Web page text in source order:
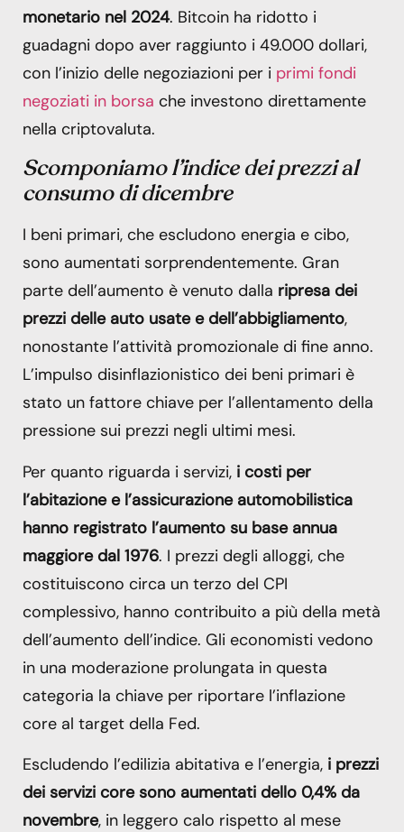
monetario nel 2024. Bitcoin ha ridotto i
guadagni dopo aver raggiunto i 49.000 dollari,
con l’inizio delle negoziazioni per i primi fondi
negoziati in borsa che investono direttamente
nella criptovaluta.
Scomponiamo l’indice dei prezzi al
consumo di dicembre
I beni primari, che escludono energia e cibo,
sono aumentati sorprendentemente. Gran
parte dell’aumento è venuto dalla ripresa dei
prezzi delle auto usate e dell’abbigliamento,
nonostante l’attività promozionale di fine anno.
L’impulso disinflazionistico dei beni primari è
stato un fattore chiave per l’allentamento della
pressione sui prezzi negli ultimi mesi.
Per quanto riguarda i servizi, i costi per
l’abitazione e l’assicurazione automobilistica
hanno registrato l’aumento su base annua
maggiore dal 1976. I prezzi degli alloggi, che
costituiscono circa un terzo del CPI
complessivo, hanno contribuito a più della metà
dell’aumento dell’indice. Gli economisti vedono
in una moderazione prolungata in questa
categoria la chiave per riportare l’inflazione
core al target della Fed.
Escludendo l’edilizia abitativa e l’energia, i prezzi
dei servizi core sono aumentati dello 0,4% da
novembre, in leggero calo rispetto al mese